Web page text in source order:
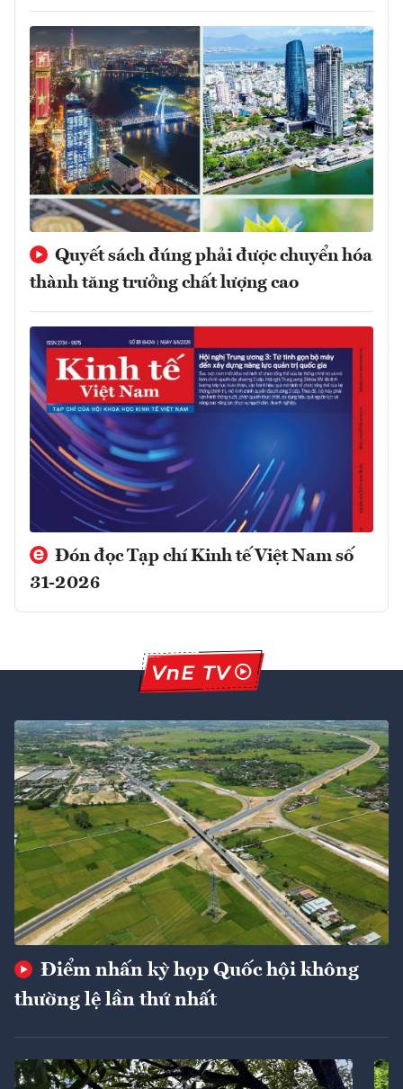
Quyết sách đúng phải được chuyển hóa
thành tăng trưởng chất lượng cao
Đón đọc Tạp chí Kinh tế Việt Nam số
31-2026
Điểm nhấn kỳ họp Quốc hội không
thường lệ lần thứ nhất